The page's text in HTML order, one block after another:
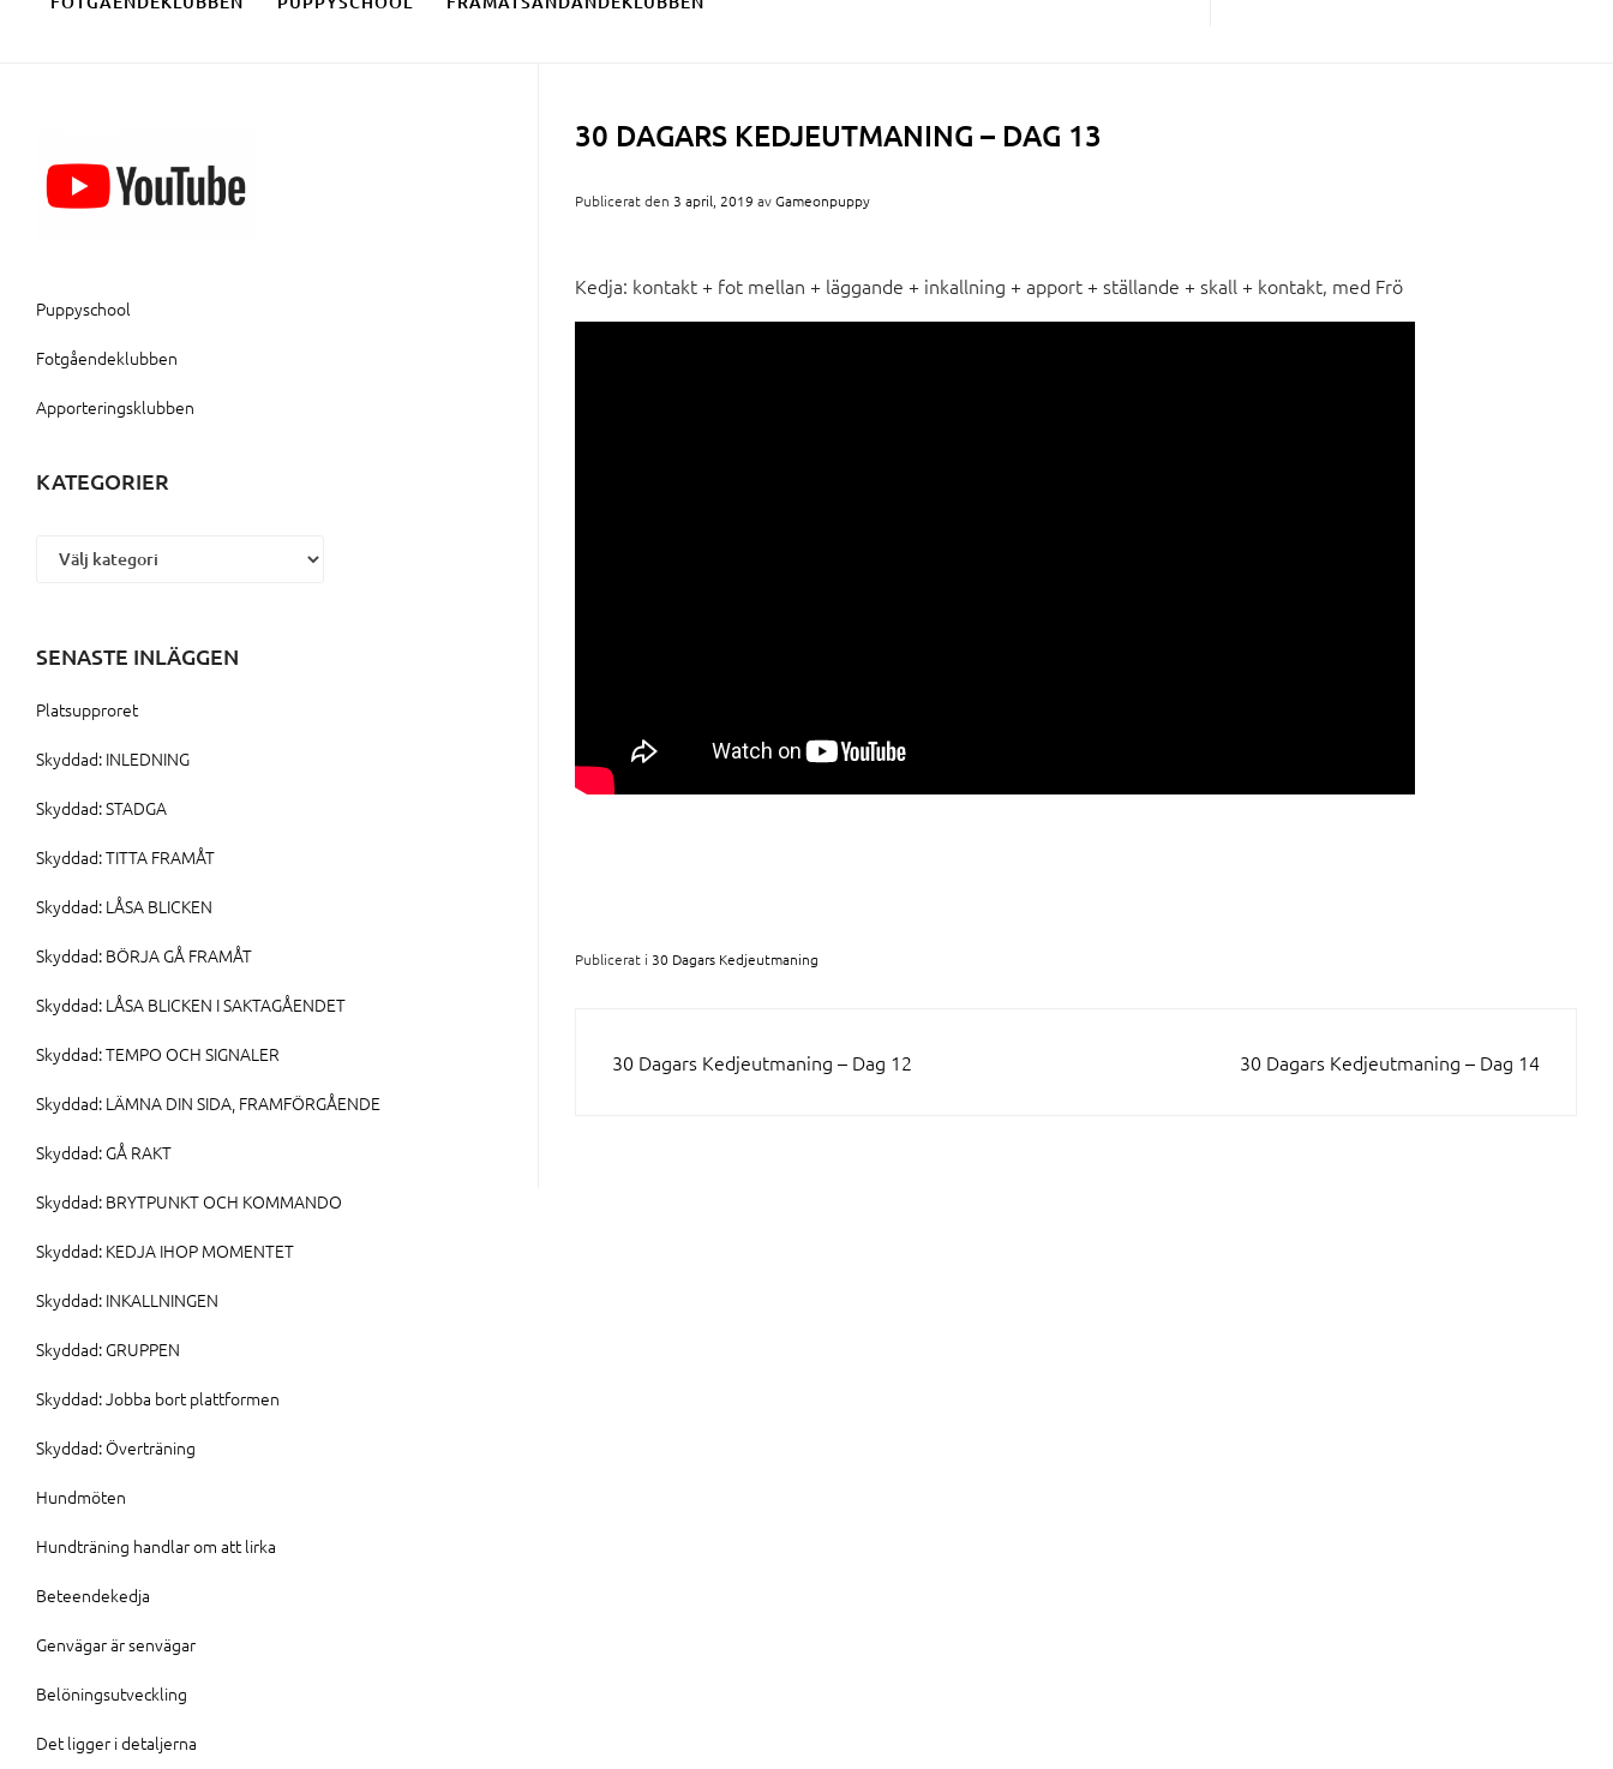
30 DAGARS KEDJEUTMANING – DAG 13
Publicerat den 3 april, 2019 avGameonpuppy
Kedja: kontakt + fot mellan + läggande + inkallning + apport + ställande + skall + kontakt, med Frö
Publicerat i 30 Dagars Kedjeutmaning
INLÄGGSNAVIGERING
30 Dagars Kedjeutmaning – Dag 12 30 Dagars Kedjeutmaning – Dag 14
Puppyschool
Fotgåendeklubben
Apporteringsklubben
KATEGORIER
SENASTE INLÄGGEN
Platsupproret
Skyddad: INLEDNING
Skyddad: STADGA
Skyddad: TITTA FRAMÅT
Skyddad: LÅSA BLICKEN
Skyddad: BÖRJA GÅ FRAMÅT
Skyddad: LÅSA BLICKEN I SAKTAGÅENDET
Skyddad: TEMPO OCH SIGNALER
Skyddad: LÄMNA DIN SIDA, FRAMFÖRGÅENDE
Skyddad: GÅ RAKT
Skyddad: BRYTPUNKT OCH KOMMANDO
Skyddad: KEDJA IHOP MOMENTET
Skyddad: INKALLNINGEN
Skyddad: GRUPPEN
Skyddad: Jobba bort plattformen
Skyddad: Överträning
Hundmöten
Hundträning handlar om att lirka
Beteendekedja
Genvägar är senvägar
Belöningsutveckling
Det ligger i detaljerna